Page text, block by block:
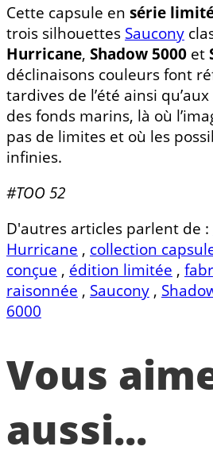
Cette capsule en série
trois silhouettes Saucony
Hurricane, Shadow 5000 et
déclinaisons couleurs font
tardives de l’été ainsi
des fonds marins, là où
pas de limites et où les
infinies.
#TOO 52
D'autres articles parlent de :
Hurricane , collection
conçue , édition limitée ,
raisonnée , Saucony ,
6000
Vous
aussi...